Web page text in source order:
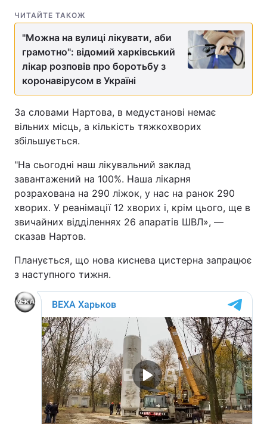
ЧИТАЙТЕ ТАКОЖ
"Можна на вулиці лікувати, аби
грамотно": відомий харківський
лікар розповів про боротьбу з
коронавірусом в Україні
За словами Нартова, в медустанові немає
вільних місць, а кількість тяжкохворих
збільшується.
"На сьогодні наш лікувальний заклад
завантажений на 100%. Наша лікарня
розрахована на 290 ліжок, у нас на ранок 290
хворих. У реанімації 12 хворих і, крім цього, ще в
звичайних відділеннях 26 апаратів ШВЛ», —
сказав Нартов.
Планується, що нова киснева цистерна запрацює
з наступного тижня.